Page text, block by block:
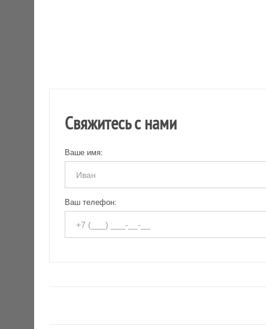
Свяжитесь с нами
Ваше имя:
Ваш телефон: